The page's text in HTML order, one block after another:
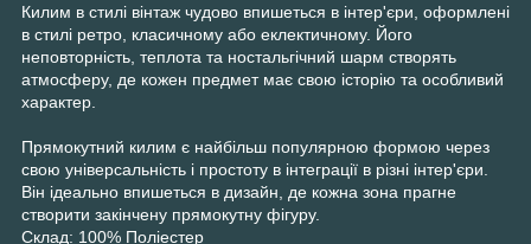
Килим в стилі вінтаж чудово впишеться в інтер'єри, оформлені
в стилі ретро, класичному або еклектичному. Його
неповторність, теплота та ностальгічний шарм створять
атмосферу, де кожен предмет має свою історію та особливий
характер.
Прямокутний килим є найбільш популярною формою через
свою універсальність і простоту в інтеграції в різні інтер'єри.
Він ідеально впишеться в дизайн, де кожна зона прагне
створити закінчену прямокутну фігуру.
Склад: 100% Поліестер